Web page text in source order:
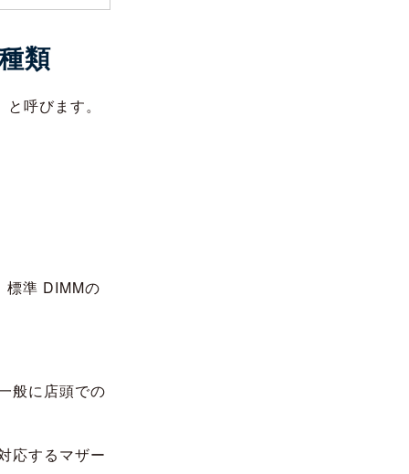
類
呼びます。
標準 DIMMの
般に店頭での
応するマザー